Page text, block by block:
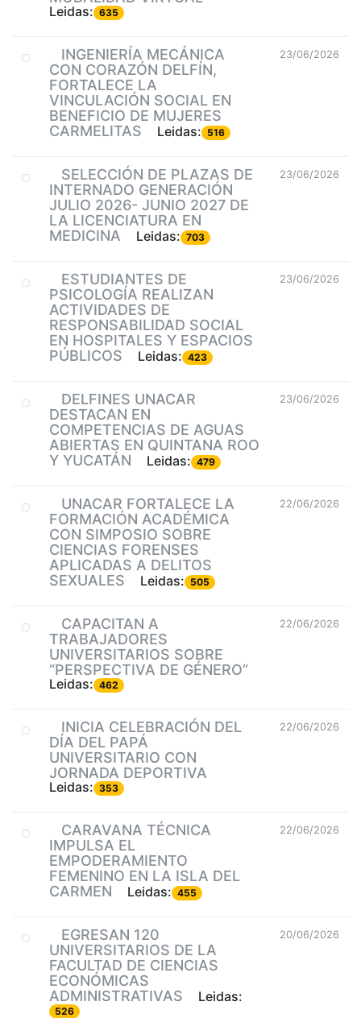
Leidas: 635
INGENIERÍA MECÁNICA
CON CORAZÓN DELFÍN,
FORTALECE LA
VINCULACIÓN SOCIAL EN
BENEFICIO DE MUJERES
CARMELITAS
Leidas: 516
23/06/2026
SELECCIÓN DE PLAZAS DE
INTERNADO GENERACIÓN
JULIO 2026- JUNIO 2027 DE
LA LICENCIATURA EN
MEDICINA
Leidas: 703
23/06/2026
ESTUDIANTES DE
PSICOLOGÍA REALIZAN
ACTIVIDADES DE
RESPONSABILIDAD SOCIAL
EN HOSPITALES Y ESPACIOS
PÚBLICOS
Leidas: 423
23/06/2026
DELFINES UNACAR
DESTACAN EN
COMPETENCIAS DE AGUAS
ABIERTAS EN QUINTANA ROO
Y YUCATÁN
Leidas: 479
23/06/2026
UNACAR FORTALECE LA
FORMACIÓN ACADÉMICA
CON SIMPOSIO SOBRE
CIENCIAS FORENSES
APLICADAS A DELITOS
SEXUALES
Leidas: 505
22/06/2026
CAPACITAN A
TRABAJADORES
UNIVERSITARIOS SOBRE
“PERSPECTIVA DE GÉNERO”
Leidas: 462
22/06/2026
INICIA CELEBRACIÓN DEL
DÍA DEL PAPÁ
UNIVERSITARIO CON
JORNADA DEPORTIVA
Leidas: 353
22/06/2026
CARAVANA TÉCNICA
IMPULSA EL
EMPODERAMIENTO
FEMENINO EN LA ISLA DEL
CARMEN
Leidas: 455
22/06/2026
EGRESAN 120
UNIVERSITARIOS DE LA
FACULTAD DE CIENCIAS
ECONÓMICAS
ADMINISTRATIVAS
Leidas:
526
20/06/2026